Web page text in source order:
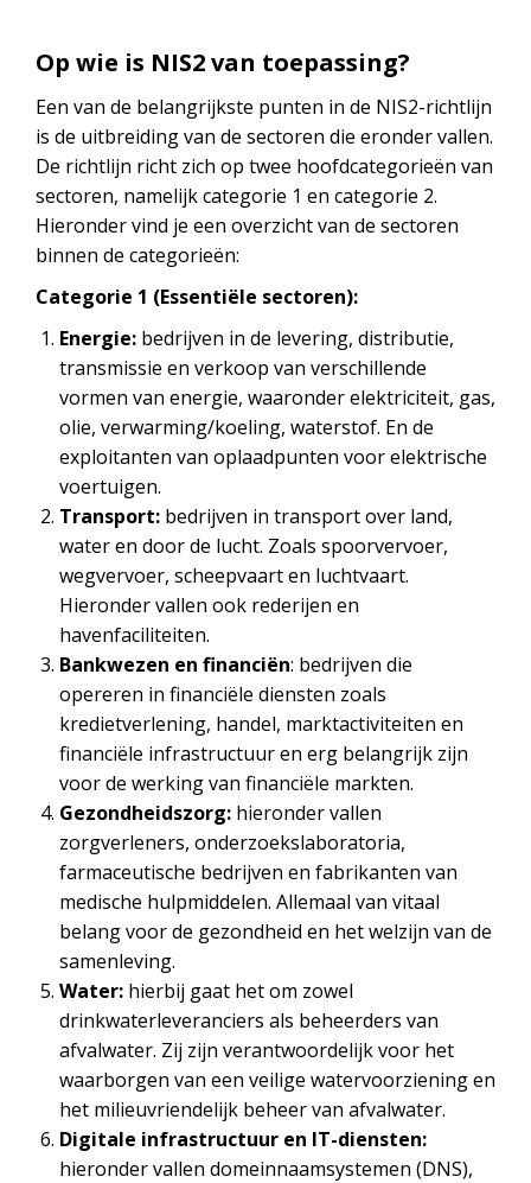
Op wie is NIS2 van toepassing?
Een van de belangrijkste punten in de NIS2-richtlijn
is de uitbreiding van de sectoren die eronder vallen.
De richtlijn richt zich op twee hoofdcategorieën van
sectoren, namelijk categorie 1 en categorie 2.
Hieronder vind je een overzicht van de sectoren
binnen de categorieën:
Categorie 1 (Essentiële sectoren):
Energie: bedrijven in de levering, distributie,
transmissie en verkoop van verschillende
vormen van energie, waaronder elektriciteit, gas,
olie, verwarming/koeling, waterstof. En de
exploitanten van oplaadpunten voor elektrische
voertuigen.
Transport: bedrijven in transport over land,
water en door de lucht. Zoals spoorvervoer,
wegvervoer, scheepvaart en luchtvaart.
Hieronder vallen ook rederijen en
havenfaciliteiten.
Bankwezen en financiën: bedrijven die
opereren in financiële diensten zoals
kredietverlening, handel, marktactiviteiten en
financiële infrastructuur en erg belangrijk zijn
voor de werking van financiële markten.
Gezondheidszorg: hieronder vallen
zorgverleners, onderzoekslaboratoria,
farmaceutische bedrijven en fabrikanten van
medische hulpmiddelen. Allemaal van vitaal
belang voor de gezondheid en het welzijn van de
samenleving.
Water: hierbij gaat het om zowel
drinkwaterleveranciers als beheerders van
afvalwater. Zij zijn verantwoordelijk voor het
waarborgen van een veilige watervoorziening en
het milieuvriendelijk beheer van afvalwater.
Digitale infrastructuur en IT-diensten:
hieronder vallen domeinnaamsystemen (DNS),